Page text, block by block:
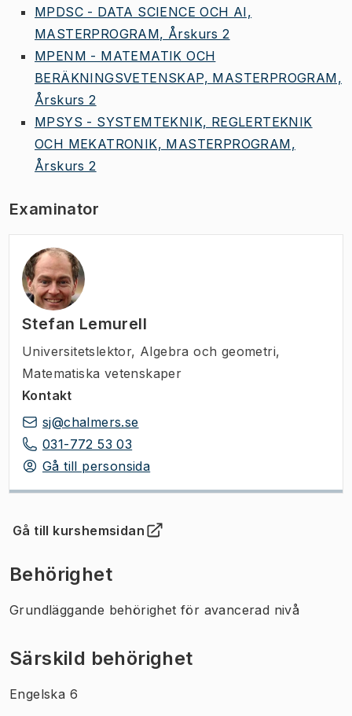
MPDSC - DATA SCIENCE OCH AI,
MASTERPROGRAM, Årskurs 2
MPENM - MATEMATIK OCH
BERÄKNINGSVETENSKAP, MASTERPROGRAM,
Årskurs 2
MPSYS - SYSTEMTEKNIK, REGLERTEKNIK
OCH MEKATRONIK, MASTERPROGRAM,
Årskurs 2
Examinator
Stefan Lemurell
Universitetslektor, Algebra och geometri,
Matematiska vetenskaper
Kontakt
sj@chalmers.se
031-772 53 03
Gå till personsida
Gå till kurshemsidan
(Öppnas i ny flik)
Behörighet
Grundläggande behörighet för avancerad nivå
Särskild behörighet
Engelska 6